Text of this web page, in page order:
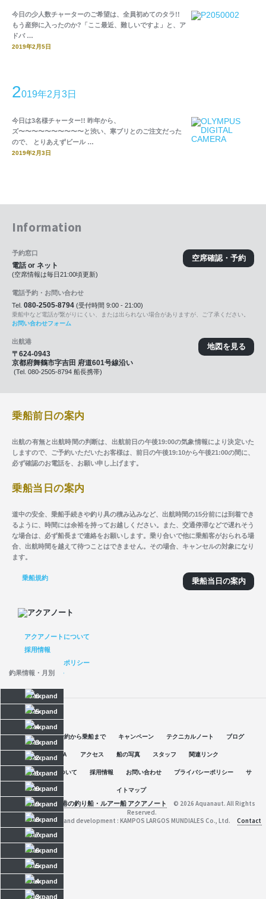
釣果情報・月別
2026
2025
2024
2023
2022
2021
2020
2019
2018
2017
2016
2015
2014
2013
今日の少人数チャーターのご希望は、全員初めてのタラ!!
もう産卵に入ったのか?「ここ最近、難しいですよ」と、ア
ドバ …
2019年2月5日
2019年2月3日
今日は3名様チャーター!! 昨年から、
ズ〜〜〜〜〜〜〜〜〜〜と渋い、寒ブリとのご注文だった
ので、 とりあえずビール …
2019年2月3日
Information
空席確認・予約
予約窓口
電話 or ネット
(空席情報は毎日21:00頃更新)
電話予約・お問い合わせ
Tel. 080-2505-8794 (受付時間 9:00 - 21:00)
乗船中など電話が繋がりにくい、または出られない場合がありますが、ご了承ください。
お問い合わせフォーム
地図を見る
出航港
〒624-0943
京都府舞鶴市字吉田 府道601号線沿い
(Tel. 080-2505-8794 船長携帯)
乗船前日の案内
出航の有無と出航時間の判断は、出航前日の午後19:00の気象情報により決定いた
しますので、ご予約いただいたお客様は、前日の午後19:10から午後21:00の間に、
必ず確認のお電話を、お願い申し上げます。
乗船当日の案内
道中の安全、乗船手続きや釣り具の積み込みなど、出航時間の15分前には到着でき
るように、時間には余裕を持ってお越しください。また、交通停滞などで遅れそう
な場合は、必ず船長まで連絡をお願いします。乗り合いで他に乗船客がおられる場
合、出航時間を越えて待つことはできません。その場合、キャンセルの対象になり
ます。
乗船当日の案内
乗船規約
アクアノートについて
採用情報
プライバシーポリシー
サイトマップ
空席情報 予約から乗船まで キャンペーン テクニカルノート ブログ
Ｑ＆Ａ アクセス 船の写真 スタッフ 関連リンク
アクアノートについて 採用情報 お問い合わせ プライバシーポリシー サ
イトマップ
京都府舞鶴港の釣り船・ルアー船 アクアノート
© 2026 Aquanaut. All Rights
Reserved.
Web planning and development : KAMPOS LARGOS MUNDIALES Co., Ltd.Contact